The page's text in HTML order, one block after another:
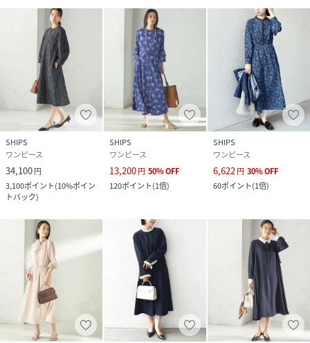
【ニット部分】本体: コットン50%、 ポリエステ
ル30%、 ナイロン18%、 ポリウレタン2%、 リ
ブ: コットン40%、 ポリエステル30%、 ナイロ
ン27%、 ポリウレタン3%【布帛部分】表地: ポ
リエステル65%、 コットン35%、 裏地: コット
ン68%、 ナイロン28%、 ポリウレタン4%
サイズ ONE SIZE
品番
NN6933_314514674
314514674-78-99 NN6933
SHIPS
ワンピース
34,100円
3,100ポイント(10%ポイン
トバック)
SHIPS
ワンピース
13,200円 50%OFF
120ポイント(1倍)
SHIPS
ワンピース
6,622 円 30%OFF
60ポイント(1倍)